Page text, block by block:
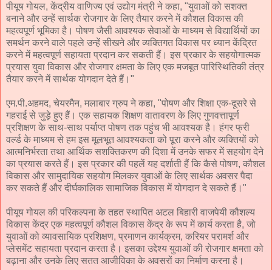
पीयूष गोयल, केंद्रीय वाणिज्य एवं उद्योग मंत्री ने कहा, "युवाओं को सशक्त
बनाने और उन्हें सार्थक रोजगार के लिए तैयार करने में कौशल विकास की
महत्वपूर्ण भूमिका है। पोषण जैसी आवश्यक सेवाओं के माध्यम से विद्यार्थियों का
समर्थन करने वाले पहले उन्हें सीखने और व्यक्तिगत विकास पर ध्यान केंद्रित
करने में महत्वपूर्ण सहायता प्रदान कर सकती हैं। इस प्रकार के सहयोगात्मक
प्रयास युवा विकास और रोजगार क्षमता के लिए एक मजबूत पारिस्थितिकी तंत्र
तैयार करने में सार्थक योगदान देते हैं।"
एम.पी.अहमद, चेयरमैन, मलाबार ग्रुप ने कहा, "पोषण और शिक्षा एक-दूसरे से
गहराई से जुड़े हुए हैं। एक सहायक शिक्षण वातावरण के लिए गुणवत्तापूर्ण
प्रशिक्षण के साथ-साथ पर्याप्त पोषण तक पहुंच भी आवश्यक है। हंगर फ्री
वर्ल्ड के माध्यम से हम इस मूलभूत आवश्यकता को पूरा करने और व्यक्तियों को
आत्मनिर्भरता तथा आर्थिक सशक्तिकरण की दिशा में उनके सफर में सहयोग देने
का प्रयास करते हैं। इस प्रकार की पहलें यह दर्शाती हैं कि कैसे पोषण, कौशल
विकास और सामुदायिक सहयोग मिलकर युवाओं के लिए सार्थक अवसर पैदा
कर सकते हैं और दीर्घकालिक सामाजिक विकास में योगदान दे सकते हैं।"
पीयूष गोयल की परिकल्पना के तहत स्थापित अटल बिहारी वाजपेयी कौशल्य
विकास केंद्र एक महत्वपूर्ण कौशल विकास केंद्र के रूप में कार्य करता है, जो
युवाओं को व्यावसायिक प्रशिक्षण, प्रमाणन कार्यक्रम, करियर परामर्श और
प्लेसमेंट सहायता प्रदान करता है। इसका उद्देश्य युवाओं की रोजगार क्षमता को
बढ़ाना और उनके लिए सतत आजीविका के अवसरों का निर्माण करना है।